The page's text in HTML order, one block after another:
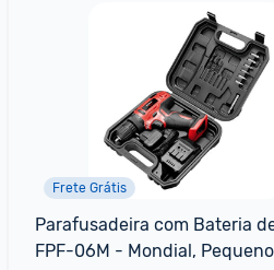
Frete Grátis
Parafusadeira com Bateria
FPF-06M - Mondial, Pequeno